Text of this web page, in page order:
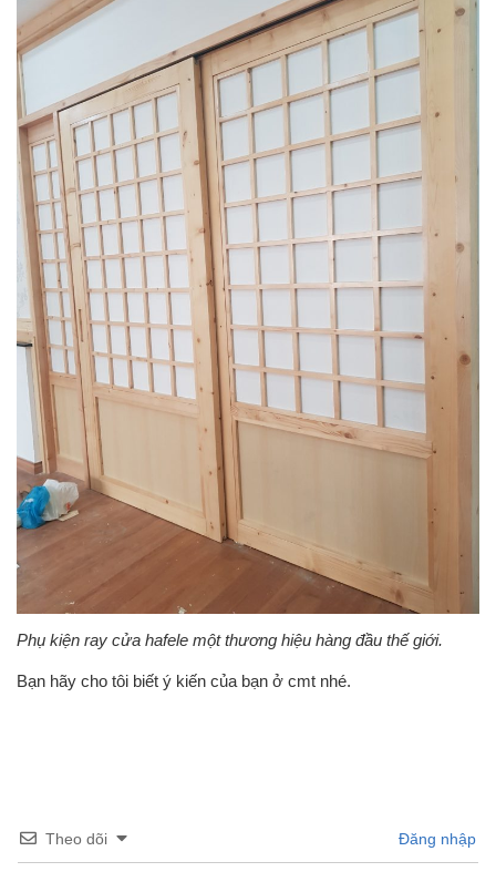
Phụ kiện ray cửa hafele một thương hiệu hàng đầu thế giới.
Bạn hãy cho tôi biết ý kiến của bạn ở cmt nhé.
Theo dõi Đăng nhập